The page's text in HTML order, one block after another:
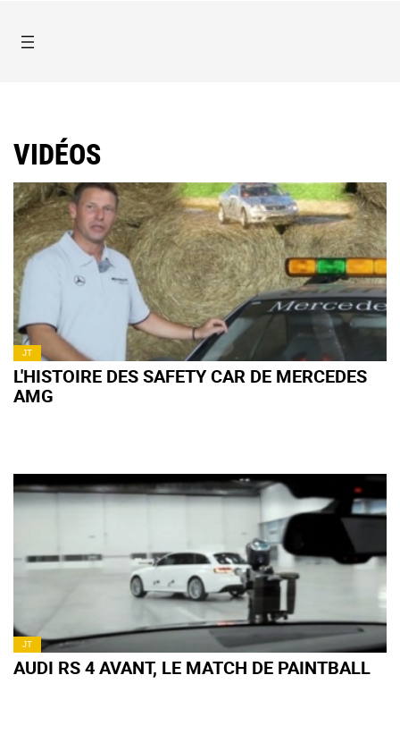
VIDÉOS
JT
L'HISTOIRE DES SAFETY CAR DE MERCEDES
AMG
JT
AUDI RS 4 AVANT, LE MATCH DE PAINTBALL